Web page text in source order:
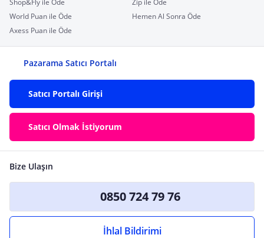
Shop&Fly ile Öde
Zip ile Öde
World Puan ile Öde
Hemen Al Sonra Öde
Axess Puan ile Öde
Pazarama Satıcı Portalı
Satıcı Portalı Girişi
Satıcı Olmak İstiyorum
Bize Ulaşın
0850 724 79 76
İhlal Bildirimi